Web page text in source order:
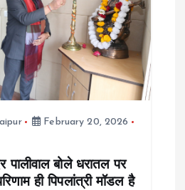
February 20, 2026
पालीवाल बोले धरातल पर
ही पिपलांत्री मॉडल है